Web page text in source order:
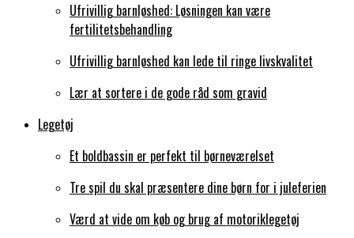
Ufrivillig barnløshed: Løsningen kan være
fertilitetsbehandling
Ufrivillig barnløshed kan lede til ringe livskvalitet
Lær at sortere i de gode råd som gravid
Legetøj
Et boldbassin er perfekt til børneværelset
Tre spil du skal præsentere dine børn for i juleferien
Værd at vide om køb og brug af motoriklegetøj